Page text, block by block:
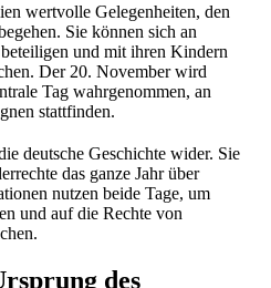
wertvolle Gelegenheiten, den
Sie können sich an
und mit ihren Kindern
Der 20. November wird
Tag wahrgenommen, an
stattfinden.
deutsche Geschichte wider. Sie
das ganze Jahr über
nutzen beide Tage, um
und auf die Rechte von
des